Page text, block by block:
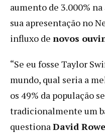
aumento de 3.000%
sua apresentação no
influxo de novos
“Se eu fosse Taylor
mundo, qual seria a
os 49% da população
tradicionalmente um
questionaDavid Rowe